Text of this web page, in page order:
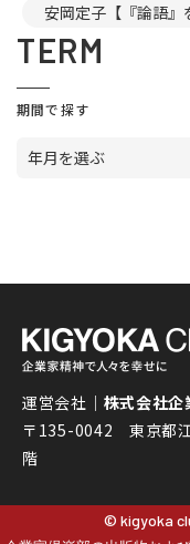
安岡定子【『論語』
TERM
期間で探す
年月を選ぶ
運営会社｜ 株式会社企
〒135-0042 東京都
階
© kigyoka